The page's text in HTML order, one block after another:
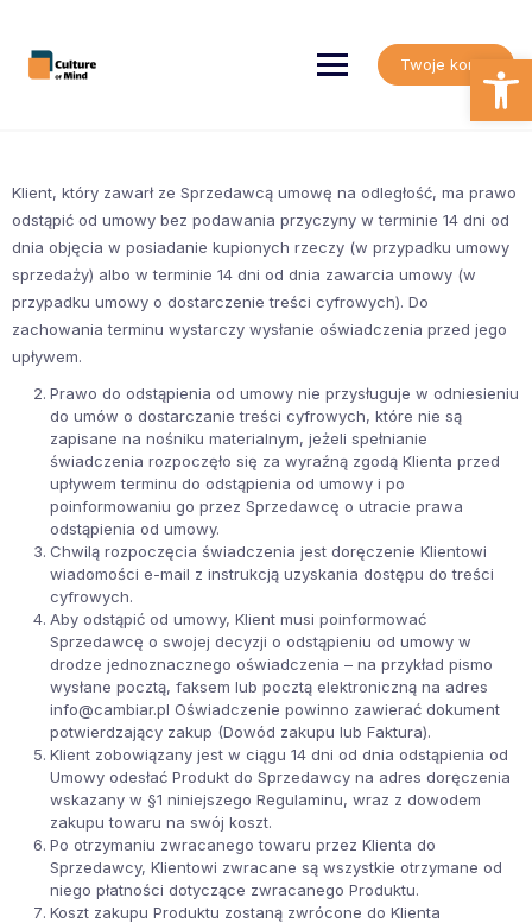
content
Twoje konto
Klient, który zawarł ze Sprzedawcą umowę na odległość, ma prawo
odstąpić od umowy bez podawania przyczyny w terminie 14 dni od
dnia objęcia w posiadanie kupionych rzeczy (w przypadku umowy
sprzedaży) albo w terminie 14 dni od dnia zawarcia umowy (w
przypadku umowy o dostarczenie treści cyfrowych). Do
zachowania terminu wystarczy wysłanie oświadczenia przed jego
upływem.
Prawo do odstąpienia od umowy nie przysługuje w odniesieniu
do umów o dostarczanie treści cyfrowych, które nie są
zapisane na nośniku materialnym, jeżeli spełnianie
świadczenia rozpoczęło się za wyraźną zgodą Klienta przed
upływem terminu do odstąpienia od umowy i po
poinformowaniu go przez Sprzedawcę o utracie prawa
odstąpienia od umowy.
Chwilą rozpoczęcia świadczenia jest doręczenie Klientowi
wiadomości e-mail z instrukcją uzyskania dostępu do treści
cyfrowych.
Aby odstąpić od umowy, Klient musi poinformować
Sprzedawcę o swojej decyzji o odstąpieniu od umowy w
drodze jednoznacznego oświadczenia – na przykład pismo
wysłane pocztą, faksem lub pocztą elektroniczną na adres
info@cambiar.pl Oświadczenie powinno zawierać dokument
potwierdzający zakup (Dowód zakupu lub Faktura).
Klient zobowiązany jest w ciągu 14 dni od dnia odstąpienia od
Umowy odesłać Produkt do Sprzedawcy na adres doręczenia
wskazany w §1 niniejszego Regulaminu, wraz z dowodem
zakupu towaru na swój koszt.
Po otrzymaniu zwracanego towaru przez Klienta do
Sprzedawcy, Klientowi zwracane są wszystkie otrzymane od
niego płatności dotyczące zwracanego Produktu.
Koszt zakupu Produktu zostaną zwrócone do Klienta